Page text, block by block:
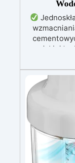
niskiej
wilgocią,
dziedzińców,